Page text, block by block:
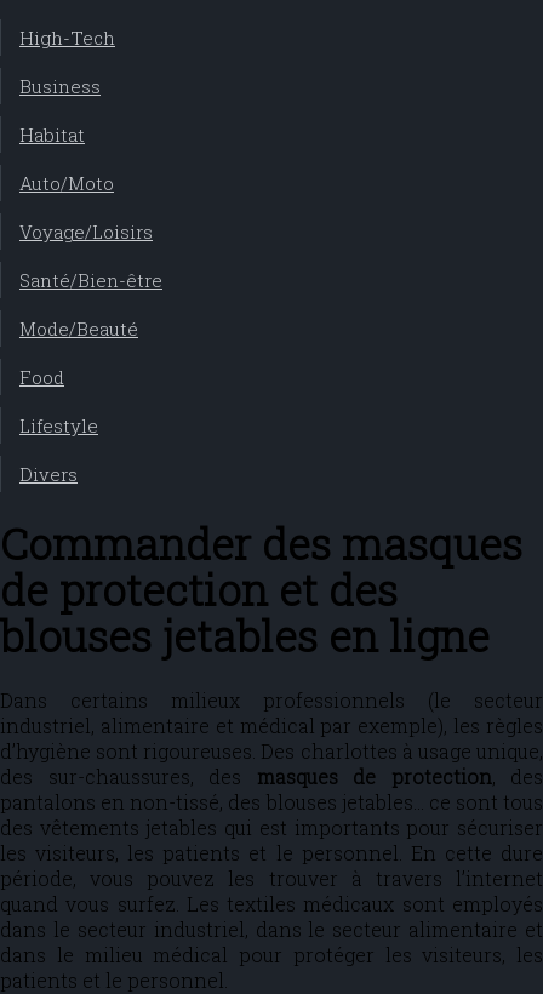
High-Tech
Business
Habitat
Auto/Moto
Voyage/Loisirs
Santé/Bien-être
Mode/Beauté
Food
Lifestyle
Divers
Commander des masques
de protection et des
blouses jetables en ligne
Dans certains milieux professionnels (le secteur
industriel, alimentaire et médical par exemple), les règles
d’hygiène sont rigoureuses. Des charlottes à usage unique,
des sur-chaussures, des masques de protection, des
pantalons en non-tissé, des blouses jetables… ce sont tous
des vêtements jetables qui est importants pour sécuriser
les visiteurs, les patients et le personnel. En cette dure
période, vous pouvez les trouver à travers l’internet
quand vous surfez. Les textiles médicaux sont employés
dans le secteur industriel, dans le secteur alimentaire et
dans le milieu médical pour protéger les visiteurs, les
patients et le personnel.